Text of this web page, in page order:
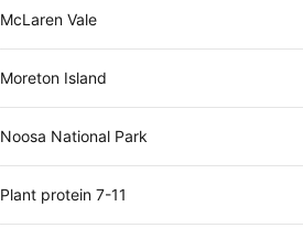
McLaren Vale
Moreton Island
Noosa National Park
Plant protein 7-11